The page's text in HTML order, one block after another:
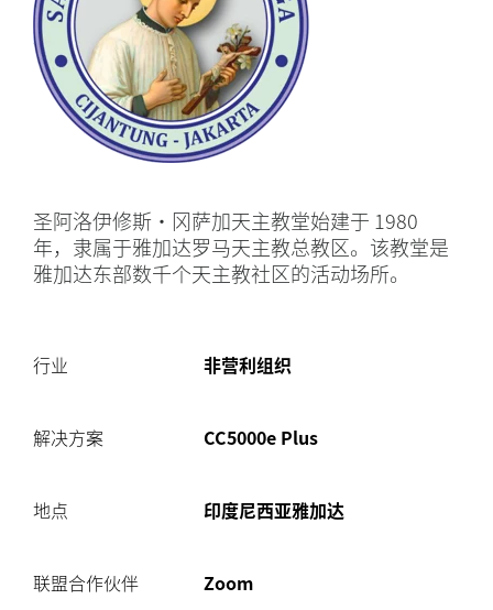
圣阿洛伊修斯·冈萨加天主教堂始建于 1980
年，隶属于雅加达罗马天主教总教区。该教堂是
雅加达东部数千个天主教社区的活动场所。
行业 非营利组织
解决方案 CC5000e Plus
地点 印度尼西亚雅加达
联盟合作伙伴 Zoom